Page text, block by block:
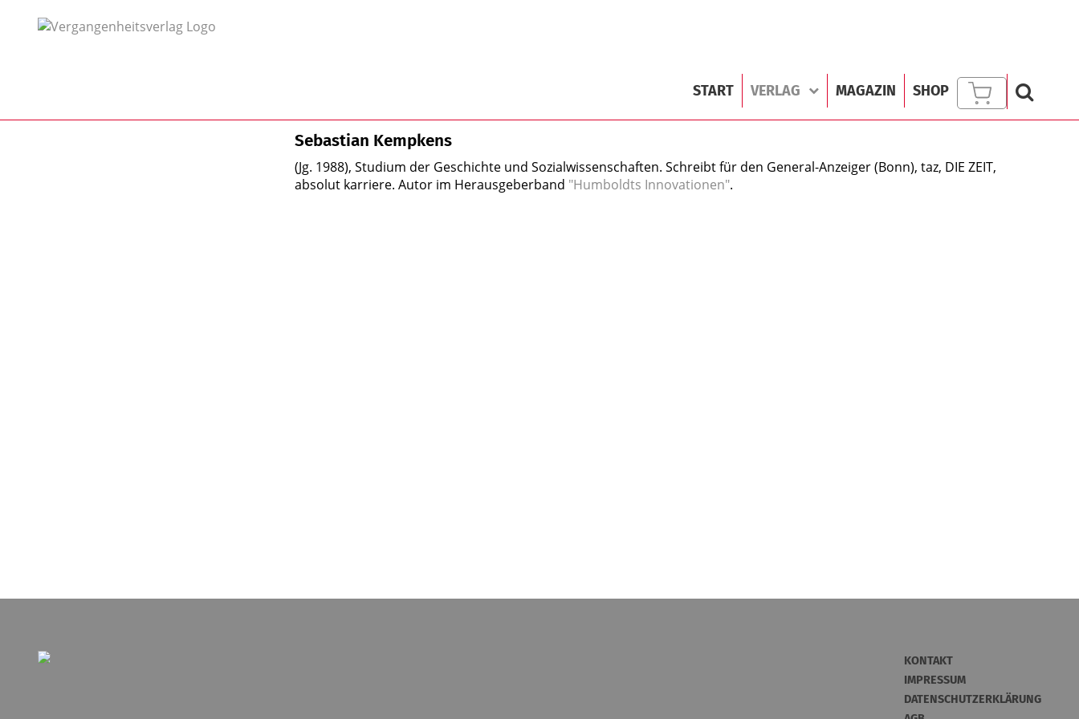
START VERLAG MAGAZIN SHOP
Sebastian Kempkens
(Jg. 1988), Studium der Geschichte und Sozialwissenschaften. Schreibt für den General-Anzeiger (Bonn), taz, DIE ZEIT,
absolut karriere. Autor im Herausgeberband "Humboldts Innovationen".
KONTAKT
IMPRESSUM
DATENSCHUTZERKLÄRUNG